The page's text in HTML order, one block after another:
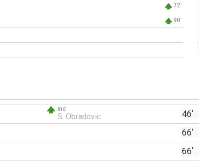
72'
90'
Ind
S. Obradovic
46'
66'
66'